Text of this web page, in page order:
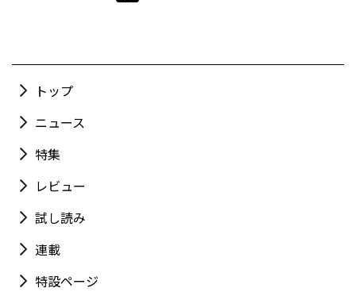
トップ
ニュース
特集
レビュー
試し読み
連載
特設ページ